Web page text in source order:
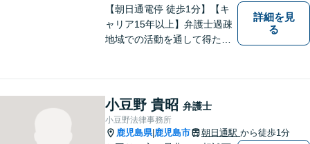
す。
【朝日通電停 徒歩1分】【キ
ャリア15年以上】弁護士過疎
地域での活動を通して得た経
適な解決策をご提案します
詳細を見
る
小豆野 貴昭 弁護士
小豆野法律事務所
鹿児島県| 鹿児島市 朝日通駅 から徒歩1分